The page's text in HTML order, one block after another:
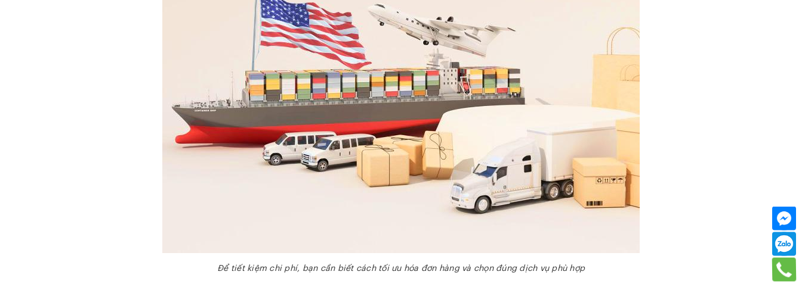
Để tiết kiệm chi phí, bạn cần biết cách tối ưu hóa đơn hàng và chọn đúng dịch vụ phù hợp